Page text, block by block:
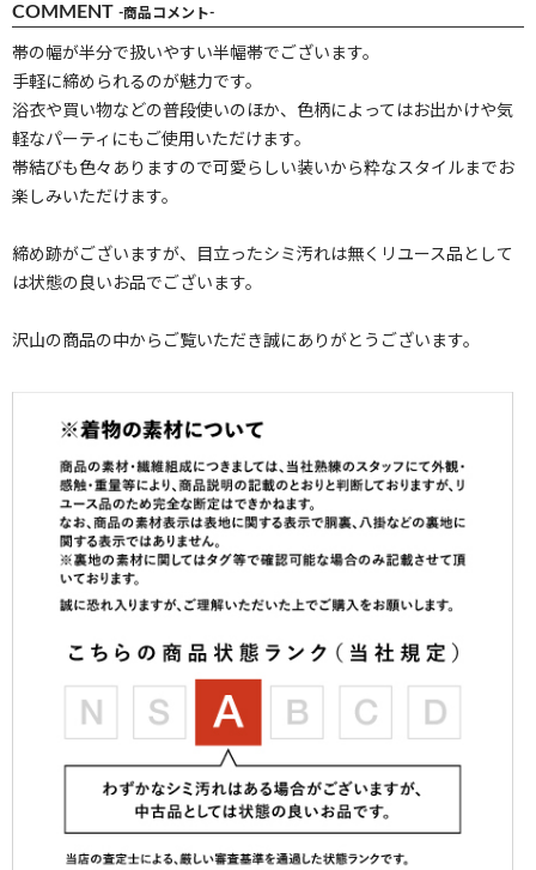
COMMENT -商品コメント-
帯の幅が半分で扱いやすい半幅帯でございます。
手軽に締められるのが魅力です。
浴衣や買い物などの普段使いのほか、色柄によってはお出かけや気
軽なパーティにもご使用いただけます。
帯結びも色々ありますので可愛らしい装いから粋なスタイルまでお
楽しみいただけます。
締め跡がございますが、目立ったシミ汚れは無くリユース品として
は状態の良いお品でございます。
沢山の商品の中からご覧いただき誠にありがとうございます。